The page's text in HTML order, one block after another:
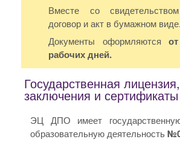
Вместе со
договор и акт в бумажном виде.
Документы оформляются
рабочих дней.
Государственная лицензия,
заключения и сертификаты
ЭЦ ДПО имеет
образовательную деятельность